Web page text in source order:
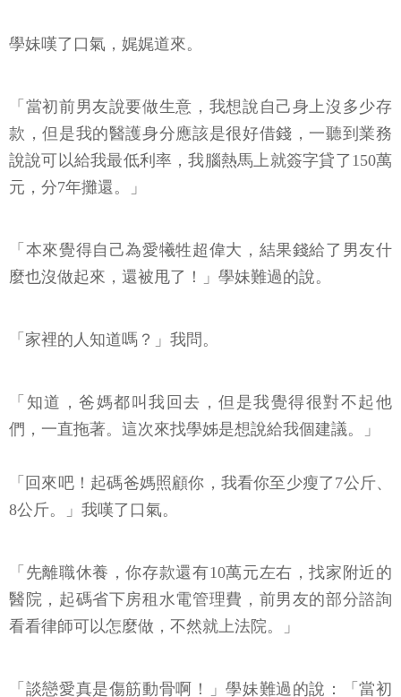
學妹嘆了口氣，娓娓道來。
「當初前男友說要做生意，我想說自己身上沒多少存
款，但是我的醫護身分應該是很好借錢，一聽到業務
說說可以給我最低利率，我腦熱馬上就簽字貸了150萬
元，分7年攤還。」
「本來覺得自己為愛犧牲超偉大，結果錢給了男友什
麼也沒做起來，還被甩了！」學妹難過的說。
「家裡的人知道嗎？」我問。
「知道，爸媽都叫我回去，但是我覺得很對不起他
們，一直拖著。這次來找學姊是想說給我個建議。」
「回來吧！起碼爸媽照顧你，我看你至少瘦了7公斤、
8公斤。」我嘆了口氣。
「先離職休養，你存款還有10萬元左右，找家附近的
醫院，起碼省下房租水電管理費，前男友的部分諮詢
看看律師可以怎麼做，不然就上法院。」
「談戀愛真是傷筋動骨啊！」學妹難過的說：「當初